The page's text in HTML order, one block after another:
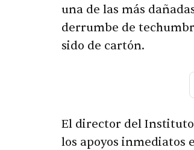
una de las más
derrumbe de
sido de cartón.
El director del
los apoyos inmediatos